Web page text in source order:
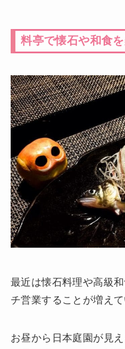
料亭で懐石や和食
最近は懐石料理や高級
チ営業することが増えて
お昼から日本庭園が見